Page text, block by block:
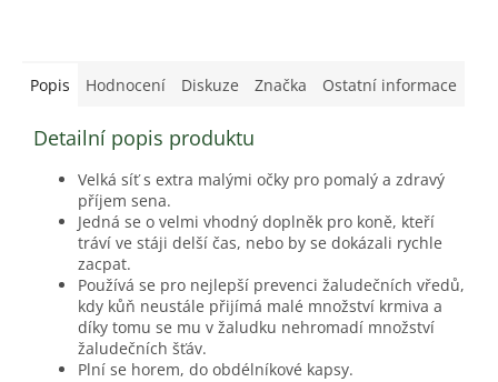
Popis Hodnocení Diskuze Značka Ostatní informace
Detailní popis produktu
Velká síť s extra malými očky pro pomalý a zdravý
příjem sena.
Jedná se o velmi vhodný doplněk pro koně, kteří
tráví ve stáji delší čas, nebo by se dokázali rychle
zacpat.
Používá se pro nejlepší prevenci žaludečních vředů,
kdy kůň neustále přijímá malé množství krmiva a
díky tomu se mu v žaludku nehromadí množství
žaludečních šťáv.
Plní se horem, do obdélníkové kapsy.